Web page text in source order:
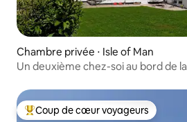
Chambre privée ⋅ Isle of Man
Un deuxième chez-soi au bord de
Coups de cœur voyageurs les plus
Coup de cœur voyageurs